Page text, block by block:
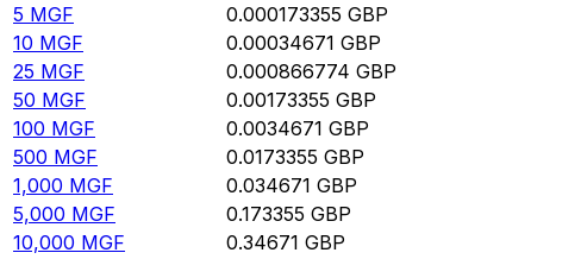
5 MGF 0.000173355 GBP
10 MGF 0.00034671 GBP
25 MGF 0.000866774 GBP
50 MGF 0.00173355 GBP
100 MGF 0.0034671 GBP
500 MGF 0.0173355 GBP
1,000 MGF 0.034671 GBP
5,000 MGF 0.173355 GBP
10,000 MGF 0.34671 GBP